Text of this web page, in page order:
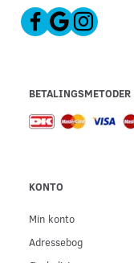
BETALINGSMETODER
KONTO
Min konto
Adressebog